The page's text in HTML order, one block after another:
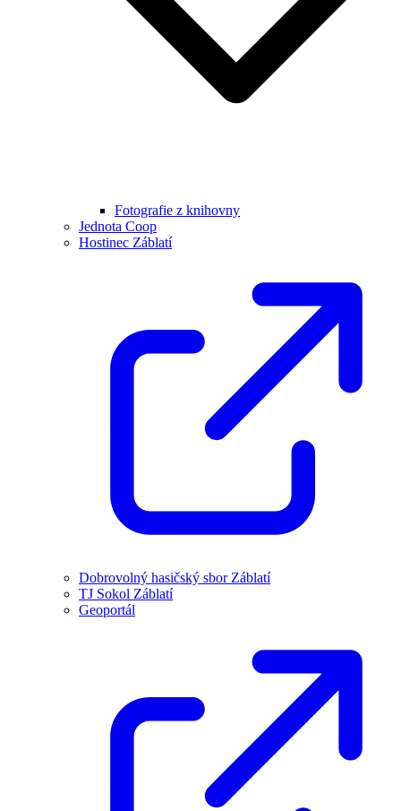
Fotografie z knihovny
Jednota Coop
Hostinec Záblatí
Dobrovolný hasičský sbor Záblatí
TJ Sokol Záblatí
Geoportál